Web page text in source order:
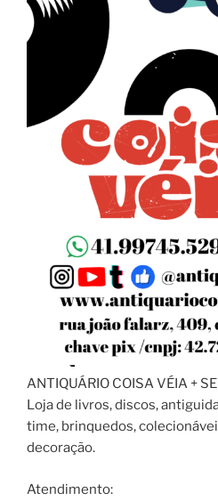
ANTIQUÁRIO COISA VÉIA +
Loja de livros, discos,
time, brinquedos,
decoração.
Atendimento: